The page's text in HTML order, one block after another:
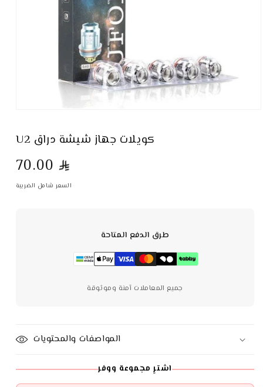
U2 كويلات جهاز شيشة دراق
70.00
السعر شامل الضريبة
طرق الدفع المتاحة
جميع المعاملات آمنة وموثوقة
المواصفات والمحتويات
اشترِ مجموعة ووفر